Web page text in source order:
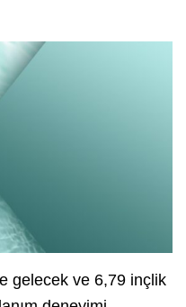
gelecek ve 6,79 inçlik